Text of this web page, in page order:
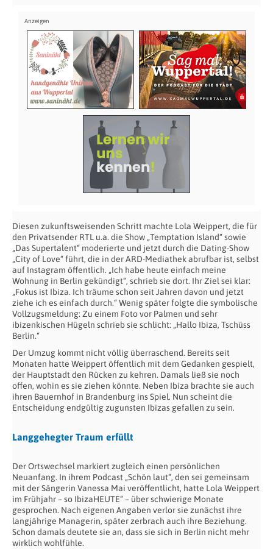
Diesen zukunftsweisenden Schritt machte Lola Weippert, die für
den Privatsender RTL u.a. die Show „Temptation Island“ sowie
„Das Supertalent“ moderierte und jetzt durch die Dating-Show
„City of Love“ führt, die in der ARD-Mediathek abrufbar ist, selbst
auf Instagram öffentlich. „Ich habe heute einfach meine
Wohnung in Berlin gekündigt“, schrieb sie dort. Ihr Ziel sei klar:
„Fokus ist Ibiza. Ich träume schon seit Jahren davon und jetzt
ziehe ich es einfach durch.“ Wenig später folgte die symbolische
Vollzugsmeldung: Zu einem Foto vor Palmen und sehr
ibizenkischen Hügeln schrieb sie schlicht: „Hallo Ibiza, Tschüss
Berlin.“
Der Umzug kommt nicht völlig überraschend. Bereits seit
Monaten hatte Weippert öffentlich mit dem Gedanken gespielt,
der Hauptstadt den Rücken zu kehren. Damals ließ sie noch
offen, wohin es sie ziehen könnte. Neben Ibiza brachte sie auch
ihren Bauernhof in Brandenburg ins Spiel. Nun scheint die
Entscheidung endgültig zugunsten Ibizas gefallen zu sein.
Langgehegter Traum erfüllt
Der Ortswechsel markiert zugleich einen persönlichen
Neuanfang. In ihrem Podcast „Schön laut“, den sei gemeinsam
mit der Sängerin Vanessa Mai veröffentlicht, hatte Lola Weippert
im Frühjahr – so IbizaHEUTE“ – über schwierige Monate
gesprochen. Nach eigenen Angaben verlor sie zunächst ihre
langjährige Managerin, später zerbrach auch ihre Beziehung.
Schon damals deutete sie an, dass sie sich in Berlin nicht mehr
wirklich wohlfühle.